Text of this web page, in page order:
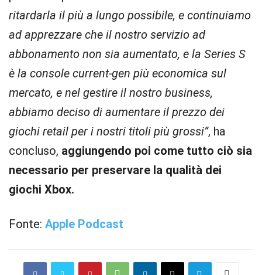
ritardarla il più a lungo possibile, e continuiamo
ad apprezzare che il nostro servizio ad
abbonamento non sia aumentato, e la Series S
è la console current-gen più economica sul
mercato, e nel gestire il nostro business,
abbiamo deciso di aumentare il prezzo dei
giochi retail per i nostri titoli più grossi”, ha
concluso, aggiungendo poi come tutto ciò sia
necessario per preservare la qualità dei
giochi Xbox.
Fonte: Apple Podcast